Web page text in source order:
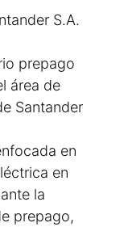
S.A.
prepago
área de
Santander
en
en
la
prepago,